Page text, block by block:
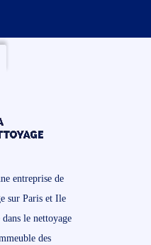
entreprise de
sur Paris et Ile
le nettoyage
des